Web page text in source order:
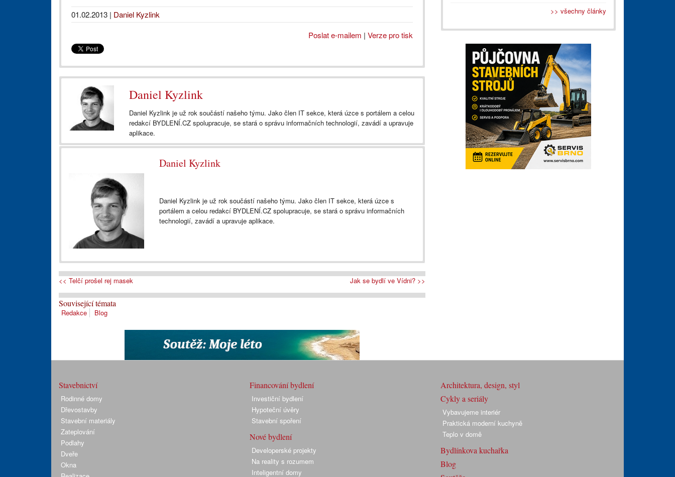
01.02.2013 | Daniel Kyzlink
Poslat e-mailem | Verze pro tisk
Daniel Kyzlink
Daniel Kyzlink je už rok součástí našeho týmu. Jako člen IT sekce, která úzce s portálem a celou
redakcí BYDLENÍ.CZ spolupracuje, se stará o správu informačních technologií, zavádí a upravuje
aplikace.
Daniel Kyzlink
Daniel Kyzlink je už rok součástí našeho týmu. Jako člen IT sekce, která úzce s
portálem a celou redakcí BYDLENÍ.CZ spolupracuje, se stará o správu informačních
technologií, zavádí a upravuje aplikace.
<< Telčí prošel rej masek Jak se bydlí ve Vídni? >>
Související témata
Redakce Blog
>> všechny články
Stavebnictví
Rodinné domy
Dřevostavby
Stavební materiály
Zateplování
Podlahy
Dveře
Okna
Financování bydlení
Investiční bydlení
Hypoteční úvěry
Stavební spoření
Nové bydlení
Developerské projekty
Na reality s rozumem
Inteligentní domy
Architektura, design, styl
Cykly a seriály
Vybavujeme interiér
Praktická moderní kuchyně
Teplo v domě
Bydlínkova kuchařka
Blog